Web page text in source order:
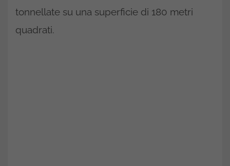
tonnellate su una superficie di 180 metri
quadrati.